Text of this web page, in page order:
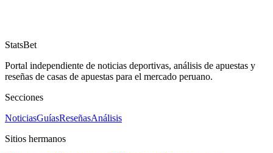
StatsBet
Portal independiente de noticias deportivas, análisis de apuestas y
reseñas de casas de apuestas para el mercado peruano.
Secciones
NoticiasGuíasReseñasAnálisis
Sitios hermanos